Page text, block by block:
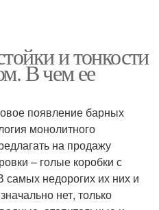
и тонкости
В чем ее
появление барных
монолитного
на продажу
– голые коробки с
недорогих их них и
нет, только